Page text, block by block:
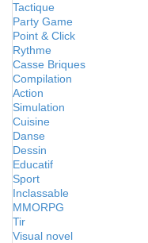
Tactique
Party Game
Point & Click
Rythme
Casse Briques
Compilation
Action
Simulation
Cuisine
Danse
Dessin
Educatif
Sport
Inclassable
MMORPG
Tir
Visual novel